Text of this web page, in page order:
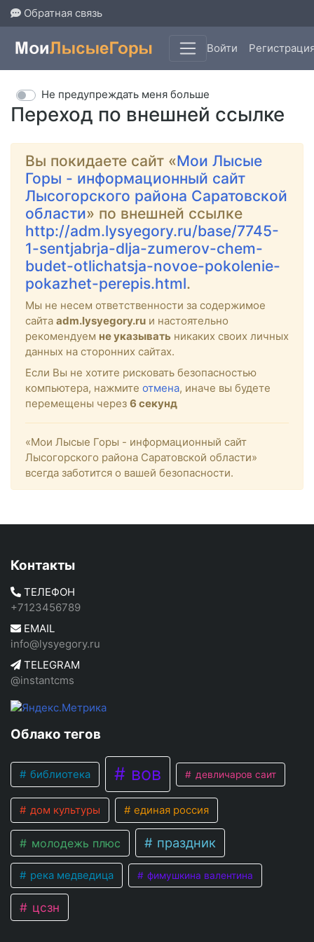
Обратная связь
Войти
Переход по внешней ссылке
Не предупреждать меня больше
Вы покидаете сайт «Мои Лысые
Горы - информационный сайт
Лысогорского района Саратовской
области» по внешней ссылке
http://adm.lysyegory.ru/base/7745-
1-sentjabrja-dlja-zumerov-chem-
budet-otlichatsja-novoe-pokolenie-
pokazhet-perepis.html.
Мы не несем ответственности за содержимое
сайта adm.lysyegory.ru и настоятельно
рекомендуем не указывать никаких своих личных
данных на сторонних сайтах.
Если Вы не хотите рисковать безопасностью
компьютера, нажмите отмена, иначе вы будете
перемещены через 5 секунд
«Мои Лысые Горы - информационный сайт
Лысогорского района Саратовской области»
всегда заботится о вашей безопасности.
Контакты
ТЕЛЕФОН
+7123456789
EMAIL
info@lysyegory.ru
TELEGRAM
@instantcms
Облако тегов
библиотека вов девличаров саит
дом культуры единая россия
молодежь плюс праздник
река медведица фимушкина валентина
цсзн